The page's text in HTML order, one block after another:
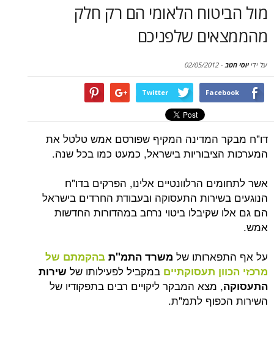
הלאומי הם רק חלק
שלפניכם
02/05/2012
Twitter
המדינה המקיף שפורסם אמש טלטל את
בישראל, כמעט כמו בכל שנה.
הרלוונטיים אלינו, הפרקים בדו"ח
התעסוקה ובעבודת החרדים בישראל
ביטוי נרחב במהדורות החדשות
שלמשרד התמ"ת בהקמתם של
תעסוקתיים במקביל לפעילותו שלשירות
, מצא המבקר ליקויים רבים בתפקודיו של
לתמ"ת.